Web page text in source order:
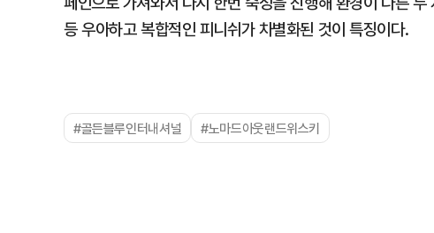
등 우아하고 복합적인 피니쉬가 차별화된 것이 특징이다.
#골든블루인터내셔널 #노마드아웃랜드위스키